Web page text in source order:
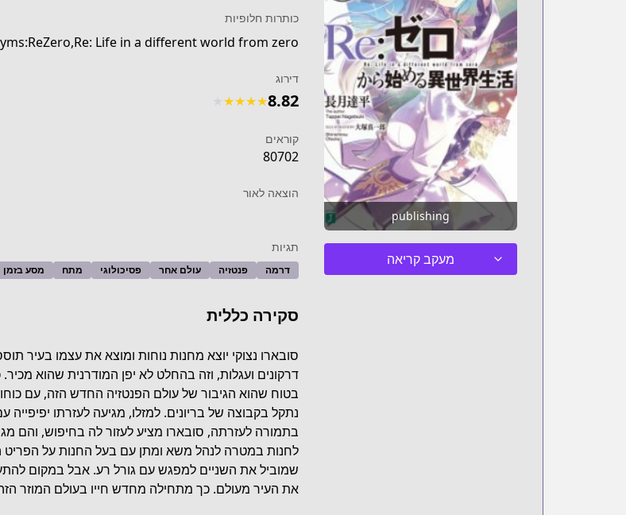
publishing
מעקב קריאה
כותרות חלופיות
Life in a different world from zero
דירוג
8.82
★
★
★
★
קוראים
80702
הוצאה לאור
תגיות
דרמה פנטזיה עולם אחר פסיכולוגי מתח מסע בזמן
סקירה כללית
סובארו נצוקי יוצא מחנות נוחות ומוצא את עצמו בעיר
דרקונים ועגלות, וזה בהחלט לא יפן המודרנית שהוא
בטוח שהוא הגיבור של עולם הפנטזיה החדש הזה, עם
נתקל בקבוצה של בריונים. למזלו, מגיעה לעזרתו
בתמורה לעזרתה, סובארו מציע לעזור לה בחיפוש, והם
לחנות במטרה לנהל משא ומתן עם בעל החנות על
שמוביל את השניים למפגש עם גורל רע. אבל במקום
את העיר מעולם. כך מתחילה מחדש חייו בעולם המוזר